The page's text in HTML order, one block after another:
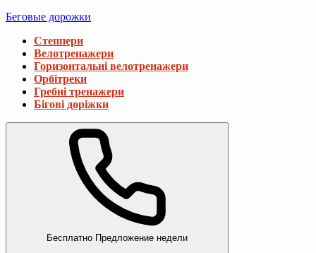
Беговые дорожки
Степпери
Велотренажери
Горизонтальні велотренажери
Орбітреки
Гребні тренажери
Бігові доріжки
Бесплатно Предложение недели